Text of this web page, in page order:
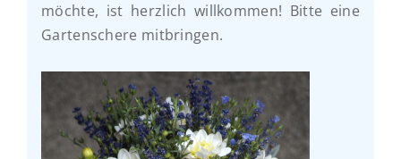
möchte, ist herzlich willkommen! Bitte eine
Gartenschere mitbringen.